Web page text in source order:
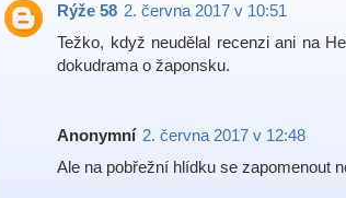
Rýže 58 2. června 2017 v 10:51
Težko, když neudělal recenzi ani na
dokudrama o žaponsku.
Anonymní 2. června 2017 v 12:48
Ale na pobřežní hlídku se zapomenout